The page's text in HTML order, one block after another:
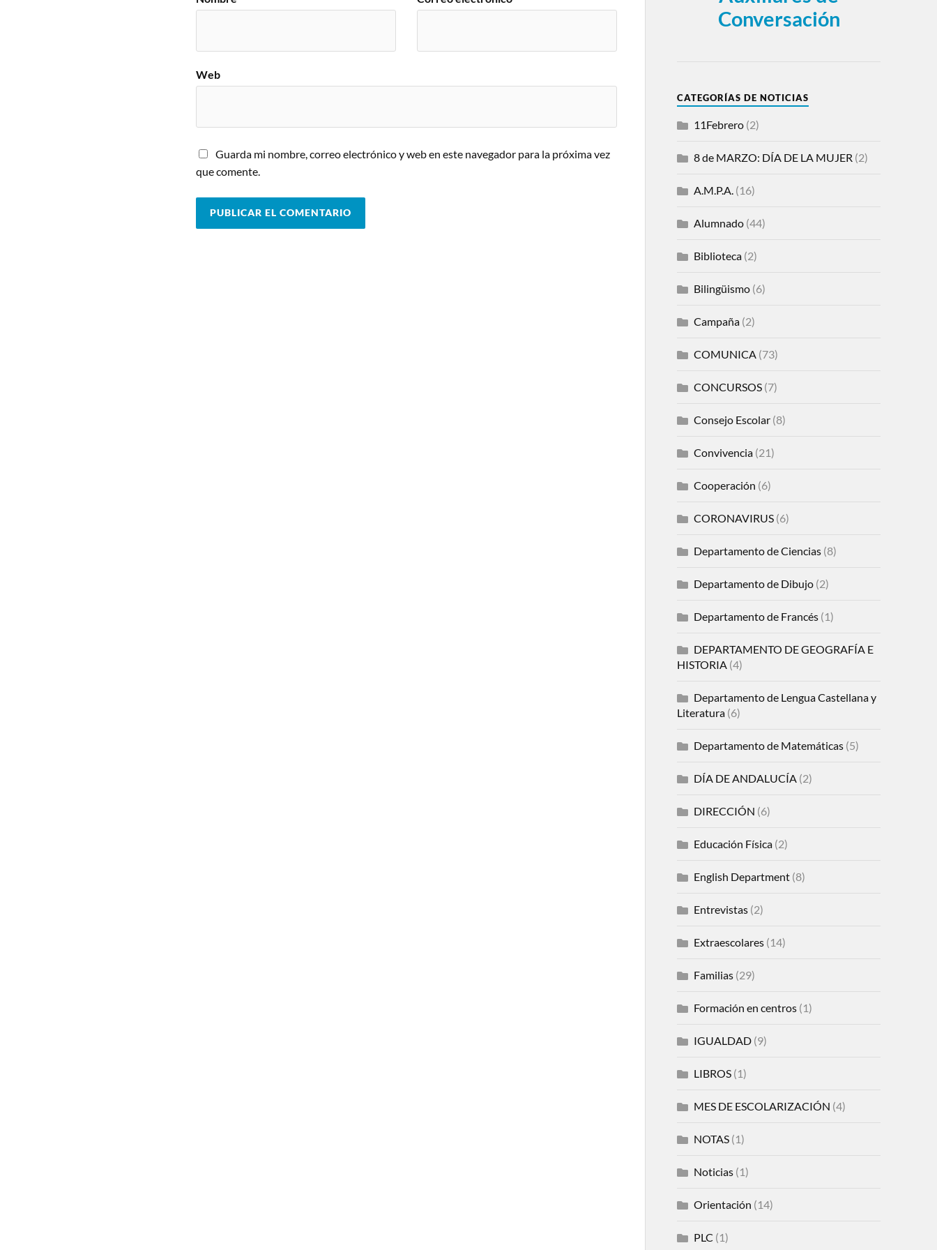
Web
Guarda mi nombre, correo electrónico y web en este navegador para la próxima vez
que comente.
Conversación
CATEGORÍAS DE NOTICIAS
11Febrero(2)
8 de MARZO: DÍA DE LA MUJER (2)
A.M.P.A. (16)
Alumnado(44)
Biblioteca(2)
Bilingüismo(6)
Campaña(2)
COMUNICA (73)
CONCURSOS(7)
Consejo Escolar(8)
Convivencia(21)
Cooperación (6)
CORONAVIRUS(6)
Departamento de Ciencias(8)
Departamento de Dibujo(2)
Departamento de Francés(1)
DEPARTAMENTO DE GEOGRAFÍA E
HISTORIA (4)
Departamento de Lengua Castellana y
Literatura(6)
Departamento de Matemáticas(5)
DÍA DE ANDALUCÍA (2)
DIRECCIÓN (6)
Educación Física(2)
English Department(8)
Entrevistas(2)
Extraescolares(14)
Familias(29)
Formación en centros(1)
IGUALDAD(9)
LIBROS(1)
MES DE ESCOLARIZACIÓN (4)
NOTAS(1)
Noticias(1)
Orientación (14)
PLC (1)